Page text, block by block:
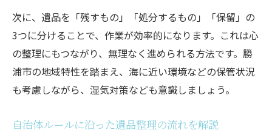
次に、遺品を「残すもの」「処分するもの」「保留」の
3つに分けることで、作業が効率的になります。これは心
の整理にもつながり、無理なく進められる方法です。勝
浦市の地域特性を踏まえ、海に近い環境などの保管状況
も考慮しながら、湿気対策なども意識しましょう。
自治体ルールに沿った遺品整理の流れを解説